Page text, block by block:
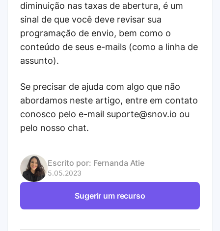
diminuição nas taxas de abertura, é um
sinal de que você deve revisar sua
programação de envio, bem como o
conteúdo de seus e-mails (como a linha de
assunto).
Se precisar de ajuda com algo que não
abordamos neste artigo, entre em contato
conosco pelo e-mail suporte@snov.io ou
pelo nosso chat.
Escrito por: Fernanda Atie
5.05.2023
Sugerir um recurso